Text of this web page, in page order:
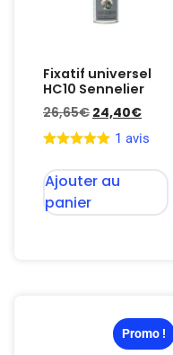
Fixatif universel
HC10 Sennelier
26,65€ 24,40€
1 avis
Ajouter au
panier
Promo !